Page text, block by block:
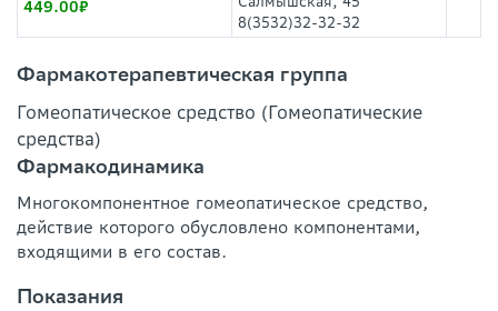
449.00
8(3532)32-32-32
Фармакотерапевтическая группа
Гомеопатическое средство (Гомеопатические
средства)
Фармакодинамика
Многокомпонентное гомеопатическое средство,
действие которого обусловлено компонентами,
входящими в его состав.
Показания